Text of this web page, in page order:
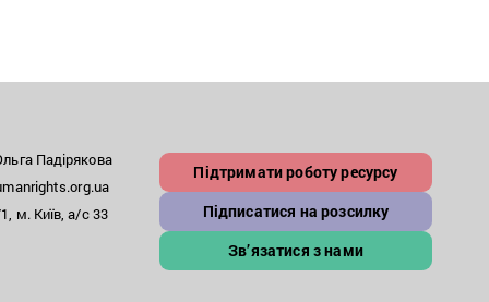
Падірякова
м. Київ, а/с 33
Підтримати роботу ресурсу
Підписатися на розсилку
Зв’язатися з нами